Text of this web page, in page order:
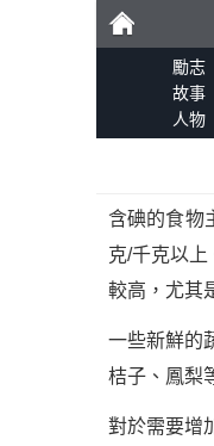
勵
勵志
故事
人物
含碘的食物
克/千克以
較高，尤其
一些新鮮的
桔子、鳳梨
對於需要增